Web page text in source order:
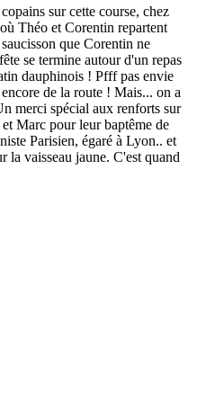
sur cette course, chez
Théo et Corentin repartent
que Corentin ne
se termine autour d'un repas
dauphinois ! Pfff pas envie
de la route ! Mais... on a
merci spécial aux renforts sur
Marc pour leur baptême de
Parisien, égaré à Lyon.. et
la vaisseau jaune. C'est quand